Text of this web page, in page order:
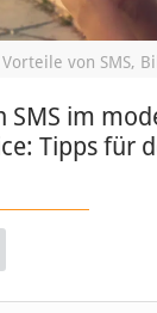
Vorteile von SMS,
SMS im
Tipps für